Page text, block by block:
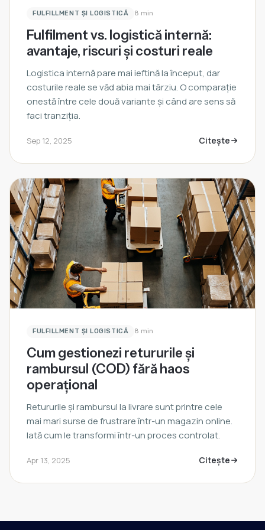
FULFILLMENT ȘI LOGISTICĂ 8 min
Fulfilment vs. logistică internă:
avantaje, riscuri și costuri reale
Logistica internă pare mai ieftină la început, dar
costurile reale se văd abia mai târziu. O comparație
onestă între cele două variante și când are sens să
faci tranziția.
Sep 12, 2025 Citește
FULFILLMENT ȘI LOGISTICĂ 8 min
Cum gestionezi retururile și
rambursul (COD) fără haos
operațional
Retururile și rambursul la livrare sunt printre cele
mai mari surse de frustrare într-un magazin online.
Iată cum le transformi într-un proces controlat.
Apr 13, 2025 Citește